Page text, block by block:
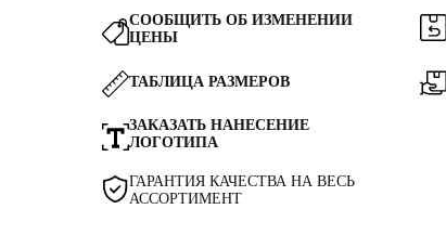
СООБЩИТЬ ОБ ИЗМЕНЕНИИ
ЦЕНЫ
ТАБЛИЦА РАЗМЕРОВ
ЗАКАЗАТЬ НАНЕСЕНИЕ
ЛОГОТИПА
ГАРАНТИЯ КАЧЕСТВА НА ВЕСЬ
АССОРТИМЕНТ